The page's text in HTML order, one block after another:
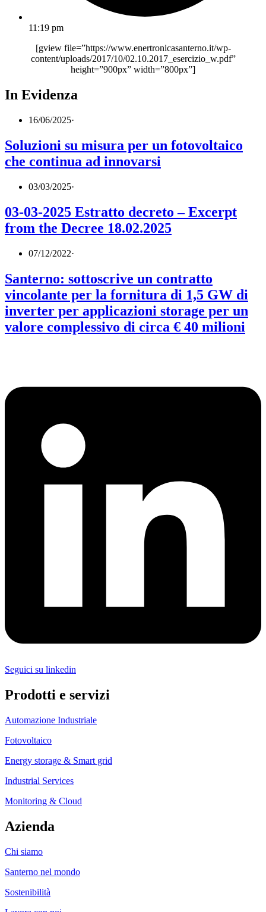
11:19 pm
[gview file=”https://www.enertronicasanterno.it/wp-
content/uploads/2017/10/02.10.2017_esercizio_w.pdf”
height=”900px” width=”800px”]
In Evidenza
16/06/2025·
Soluzioni su misura per un fotovoltaico
che continua ad innovarsi
03/03/2025·
03-03-2025 Estratto decreto – Excerpt
from the Decree 18.02.2025
07/12/2022·
Santerno: sottoscrive un contratto
vincolante per la fornitura di 1,5 GW di
inverter per applicazioni storage per un
valore complessivo di circa € 40 milioni
Seguici su linkedin
Prodotti e servizi
Automazione Industriale
Fotovoltaico
Energy storage & Smart grid
Industrial Services
Monitoring & Cloud
Azienda
Chi siamo
Santerno nel mondo
Sostenibilità